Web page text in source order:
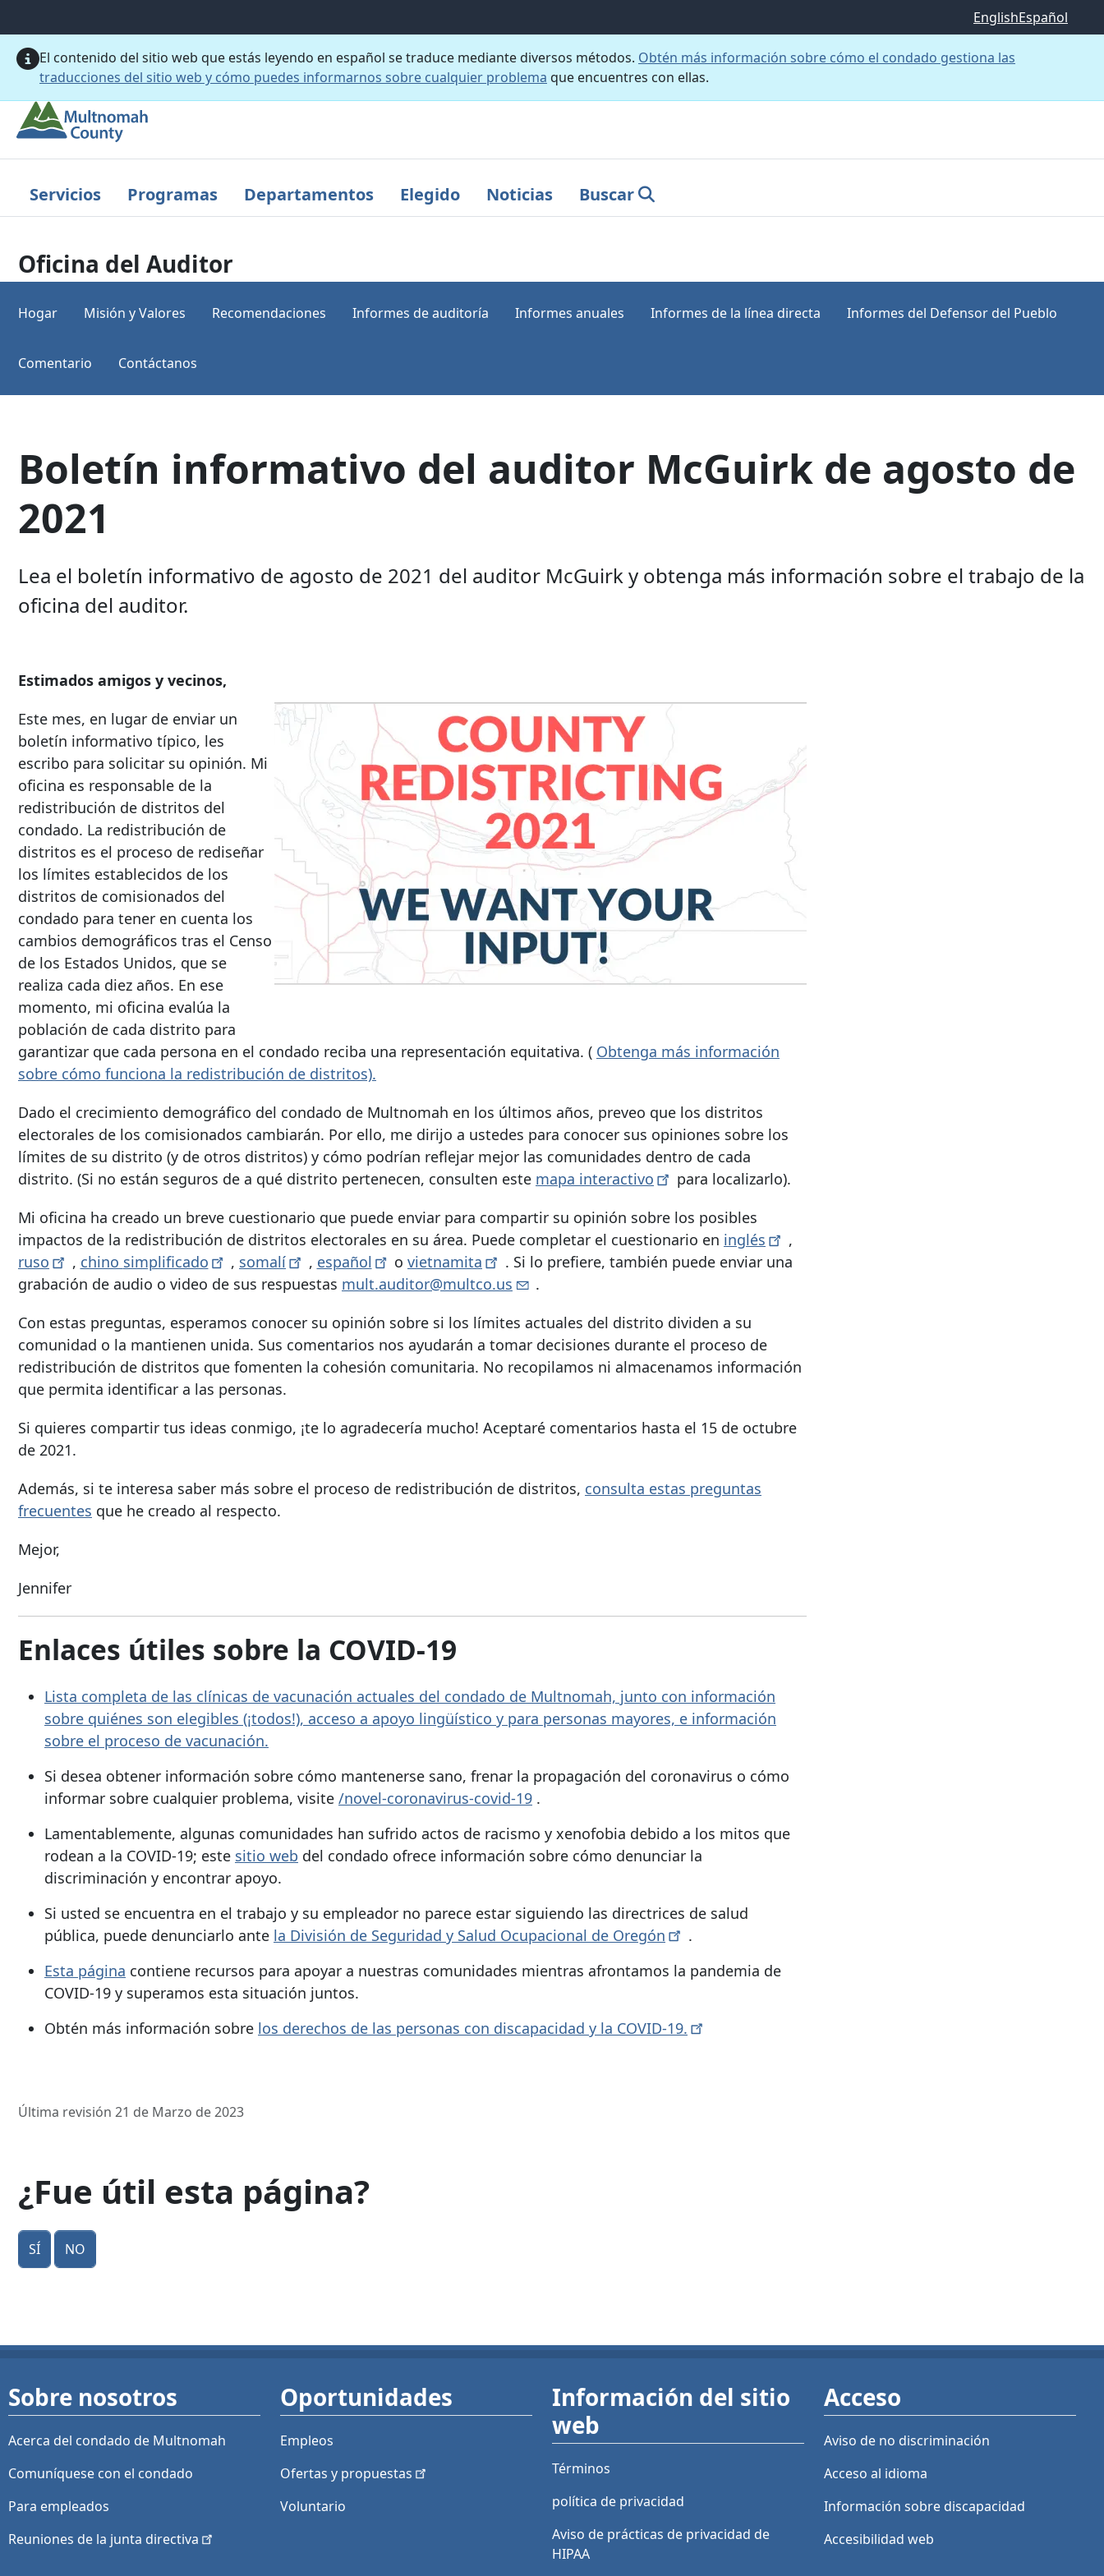
EnglishEspañol
El contenido del sitio web que estás leyendo en español se traduce mediante diversos métodos. Obtén más información sobre cómo el condado gestiona las
traducciones del sitio web y cómo puedes informarnos sobre cualquier problema que encuentres con ellas.
Servicios Programas Departamentos Elegido Noticias Buscar
Oficina del Auditor
Hogar Misión y Valores Recomendaciones Informes de auditoría Informes anuales Informes de la línea directa Informes del Defensor del Pueblo
Comentario Contáctanos
Boletín informativo del auditor McGuirk de agosto de
2021
Lea el boletín informativo de agosto de 2021 del auditor McGuirk y obtenga más información sobre el trabajo de la
oficina del auditor.
Estimados amigos y vecinos,
Este mes, en lugar de enviar un
boletín informativo típico, les
escribo para solicitar su opinión. Mi
oficina es responsable de la
redistribución de distritos del
condado. La redistribución de
distritos es el proceso de rediseñar
los límites establecidos de los
distritos de comisionados del
condado para tener en cuenta los
cambios demográficos tras el Censo
de los Estados Unidos, que se
realiza cada diez años. En ese
momento, mi oficina evalúa la
población de cada distrito para
garantizar que cada persona en el condado reciba una representación equitativa. ( Obtenga más información
sobre cómo funciona la redistribución de distritos).
Dado el crecimiento demográfico del condado de Multnomah en los últimos años, preveo que los distritos
electorales de los comisionados cambiarán. Por ello, me dirijo a ustedes para conocer sus opiniones sobre los
límites de su distrito (y de otros distritos) y cómo podrían reflejar mejor las comunidades dentro de cada
distrito. (Si no están seguros de a qué distrito pertenecen, consulten este mapa interactivo
para localizarlo).
Mi oficina ha creado un breve cuestionario que puede enviar para compartir su opinión sobre los posibles
impactos de la redistribución de distritos electorales en su área. Puede completar el cuestionario en inglés
,
ruso
, chino simplificado , somalí , español o vietnamita
. Si lo prefiere, también puede enviar una
grabación de audio o video de sus respuestas mult.auditor@multco.us
.
Con estas preguntas, esperamos conocer su opinión sobre si los límites actuales del distrito dividen a su
comunidad o la mantienen unida. Sus comentarios nos ayudarán a tomar decisiones durante el proceso de
redistribución de distritos que fomenten la cohesión comunitaria. No recopilamos ni almacenamos información
que permita identificar a las personas.
Si quieres compartir tus ideas conmigo, ¡te lo agradecería mucho! Aceptaré comentarios hasta el 15 de octubre
de 2021.
Además, si te interesa saber más sobre el proceso de redistribución de distritos, consulta estas preguntas
frecuentes que he creado al respecto.
Mejor,
Jennifer
Enlaces útiles sobre la COVID-19
Lista completa de las clínicas de vacunación actuales del condado de Multnomah, junto con información
sobre quiénes son elegibles (¡todos!), acceso a apoyo lingüístico y para personas mayores, e información
sobre el proceso de vacunación.
Si desea obtener información sobre cómo mantenerse sano, frenar la propagación del coronavirus o cómo
informar sobre cualquier problema, visite /novel-coronavirus-covid-19 .
Lamentablemente, algunas comunidades han sufrido actos de racismo y xenofobia debido a los mitos que
rodean a la COVID-19; este sitio web del condado ofrece información sobre cómo denunciar la
discriminación y encontrar apoyo.
Si usted se encuentra en el trabajo y su empleador no parece estar siguiendo las directrices de salud
pública, puede denunciarlo ante la División de Seguridad y Salud Ocupacional de Oregón
.
Esta página contiene recursos para apoyar a nuestras comunidades mientras afrontamos la pandemia de
COVID-19 y superamos esta situación juntos.
Obtén más información sobre los derechos de las personas con discapacidad y la COVID-19.
Última revisión 21 de Marzo de 2023
¿Fue útil esta página?
Sí No
Sobre nosotros
Acerca del condado de Multnomah
Comuníquese con el condado
Para empleados
Reuniones de la junta directiva
Oportunidades
Empleos
Ofertas y propuestas
Voluntario
Información del sitio
web
Términos
política de privacidad
Aviso de prácticas de privacidad de
HIPAA
Acceso
Aviso de no discriminación
Acceso al idioma
Información sobre discapacidad
Accesibilidad web